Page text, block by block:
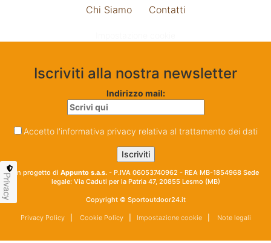
Chi Siamo Contatti
Iscriviti alla nostra newsletter
Indirizzo mail:
Accetto l'informativa privacy relativa al trattamento dei dati
Un progetto di Appunto s.a.s. - P.IVA 06053740962 - REA MB-1854968 Sede
legale: Via Caduti per la Patria 47, 20855 Lesmo (MB)
Copyright © Sportoutdoor24.it
Privacy Policy| Cookie Policy| Impostazione cookie| Note legali
Privacy